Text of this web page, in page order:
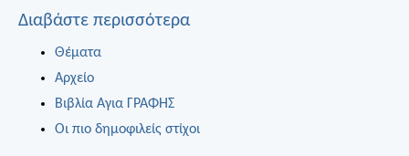
Διαβάστε περισσότερα
Θέματα
Αρχείο
Βιβλία Αγια ΓΡΑΦΗΣ
Οι πιο δημοφιλείς στίχοι